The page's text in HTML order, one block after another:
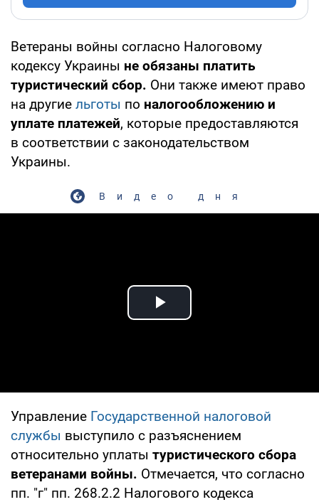
Ветераны войны согласно Налоговому
кодексу Украины не обязаны платить
туристический сбор. Они также имеют право
на другие льготы по налогообложению и
уплате платежей, которые предоставляются
в соответствии с законодательством
Украины.
Видео дня
Play Video
Управление Государственной налоговой
службы выступило с разъяснением
относительно уплаты туристического сбора
ветеранами войны. Отмечается, что согласно
пп. "г" пп. 268.2.2 Налогового кодекса